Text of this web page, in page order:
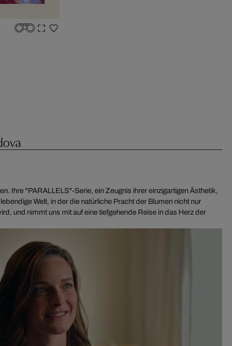
Ihre "PARALLELS"-Serie, ein Zeugnis ihrer einzigartigen Ästhetik,
Welt, in der die natürliche Pracht der Blumen nicht nur
und nimmt uns mit auf eine tiefgehende Reise in das Herz der